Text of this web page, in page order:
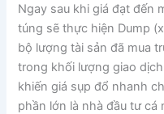
Ngay sau khi giá đạt đến
túng sẽ thực hiện Dump
bộ lượng tài sản đã mua
trong khối lượng giao
khiến giá sụp đổ nhanh
phần lớn là nhà đầu tư cá